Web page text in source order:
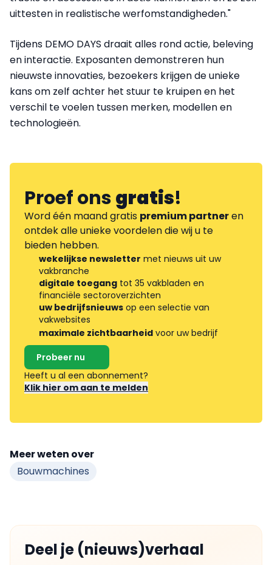
uittesten in realistische werfomstandigheden."
Tijdens DEMO DAYS draait alles rond actie, beleving
en interactie. Exposanten demonstreren hun
nieuwste innovaties, bezoekers krijgen de unieke
kans om zelf achter het stuur te kruipen en het
verschil te voelen tussen merken, modellen en
technologieën.
Proef onsgratis!
Word één maand gratis premium partneren
ontdek alle unieke voordelen die wij u te
bieden hebben.
wekelijkse newsletter met nieuws uit uw
vakbranche
digitale toegang tot 35 vakbladen en
financiële sectoroverzichten
uw bedrijfsnieuws op een selectie van
vakwebsites
maximale zichtbaarheid voor uw bedrijf
Probeer nu
Heeft u al een abonnement?
Klik hier om aan te melden
Meer weten over
Bouwmachines
Deel je (nieuws)verhaal